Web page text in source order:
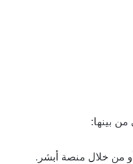
من بينها:
أو من خلال منصة أبشر.